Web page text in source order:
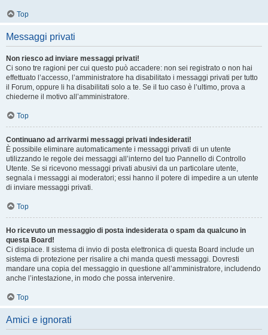
Top
Messaggi privati
Non riesco ad inviare messaggi privati!
Ci sono tre ragioni per cui questo può accadere: non sei registrato o non hai
effettuato l’accesso, l’amministratore ha disabilitato i messaggi privati per tutto
il Forum, oppure li ha disabilitati solo a te. Se il tuo caso è l’ultimo, prova a
chiederne il motivo all’amministratore.
Top
Continuano ad arrivarmi messaggi privati indesiderati!
È possibile eliminare automaticamente i messaggi privati ​​di un utente
utilizzando le regole dei messaggi all’interno del tuo Pannello di Controllo
Utente. Se si ricevono messaggi privati ​​abusivi da un particolare utente,
segnala i messaggi ai moderatori; essi hanno il potere di impedire a un utente
di inviare messaggi privati​​.
Top
Ho ricevuto un messaggio di posta indesiderata o spam da qualcuno in
questa Board!
Ci dispiace. Il sistema di invio di posta elettronica di questa Board include un
sistema di protezione per risalire a chi manda questi messaggi. Dovresti
mandare una copia del messaggio in questione all’amministratore, includendo
anche l’intestazione, in modo che possa intervenire.
Top
Amici e ignorati